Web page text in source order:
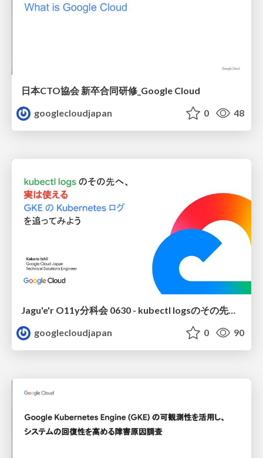
日本CTO協会 新卒合同研修_Google Cloud
googlecloudjapan
0 48
googlecloudjapan
0 90